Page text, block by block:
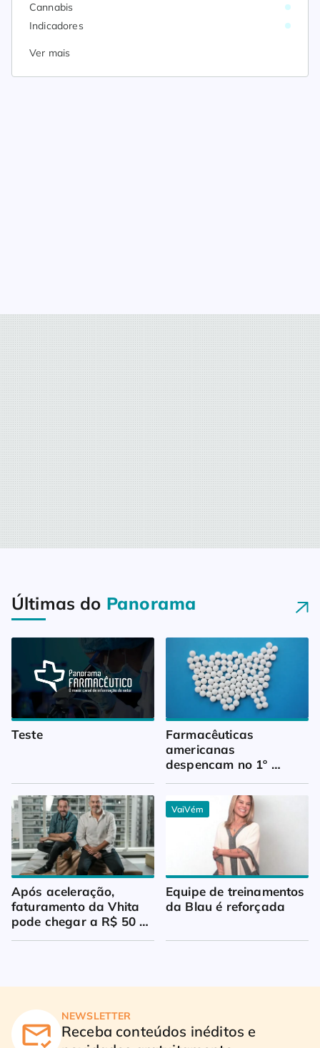
Cannabis
Indicadores
Ver mais
Últimas do Panorama
Teste
Farmacêuticas
americanas
despencam no 1º
Após aceleração,
faturamento da Vhita
pode chegar a R$ 50
milhões
VaiVém
Equipe de treinamentos
da Blau é reforçada
NEWSLETTER
Receba conteúdos inéditos e